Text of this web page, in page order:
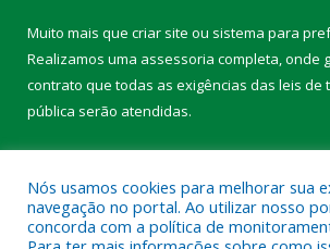
Muito mais que criar site ou sistema para
Realizamos uma assessoria completa, onde
contrato que todas as exigências das leis de
pública serão atendidas.
Nós usamos cookies para melhorar sua
navegação no portal. Ao utilizar nosso
concorda com a política de